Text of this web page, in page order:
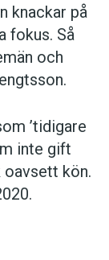
knackar på
fokus. Så
och
’tidigare
inte gift
oavsett kön.